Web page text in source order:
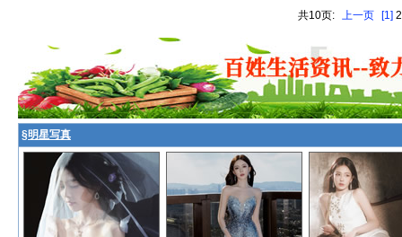
共10页: 上一页 [1]
§明星写真